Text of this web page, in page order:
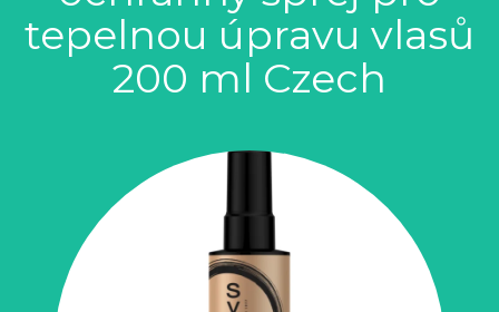
tepelnou úpravu vlasů
200 ml Czech